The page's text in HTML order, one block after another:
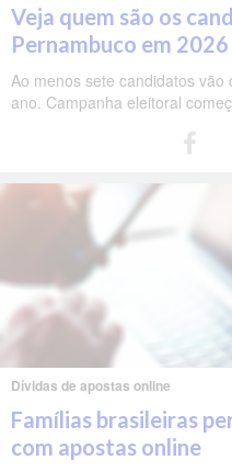
Veja quem são os
Pernambuco em 2026
Ao menos sete candidatos
ano. Campanha eleitoral
Dívidas de apostas online
Famílias brasileiras
com apostas online